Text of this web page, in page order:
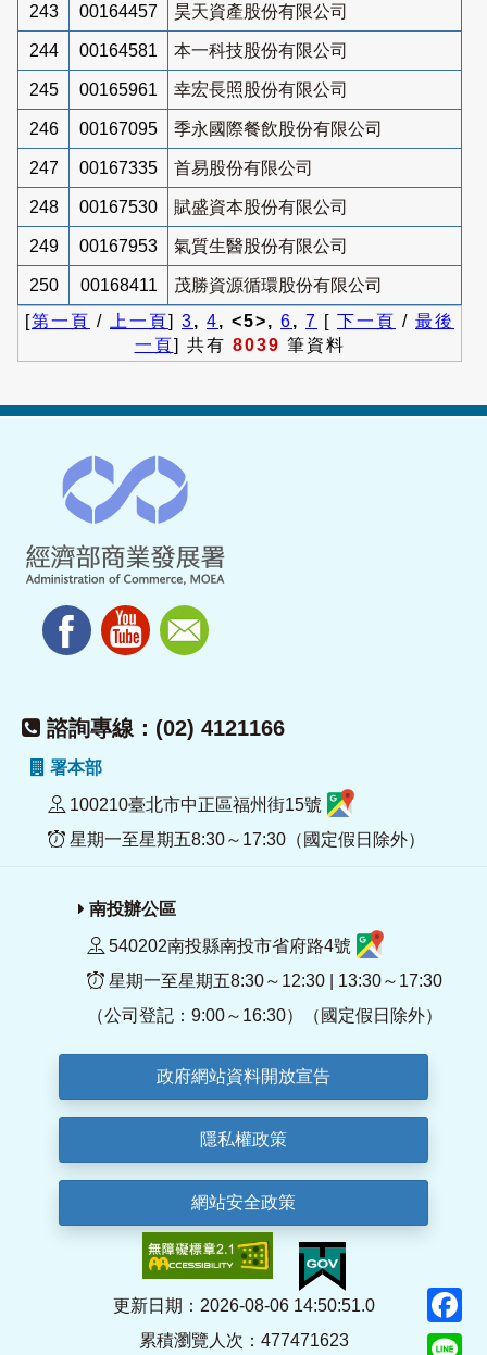
243 00164457 昊天資產股份有限公司
244 00164581 本一科技股份有限公司
245 00165961 幸宏長照股份有限公司
246 00167095 季永國際餐飲股份有限公司
247 00167335 首易股份有限公司
248 00167530 賦盛資本股份有限公司
249 00167953 氣質生醫股份有限公司
250 00168411
茂勝資源循環股份有限公司
[第一頁 / 上一頁] 3, 4, <5>, 6, 7 [ 下一頁 / 最後
一頁] 共有 8039 筆資料
諮詢專線：(02) 4121166
署本部
100210臺北市中正區福州街15號
星期一至星期五8:30～17:30（國定假日除外）
南投辦公區
540202南投縣南投市省府路4號
星期一至星期五8:30～12:30 | 13:30～17:30
（公司登記：9:00～16:30）（國定假日除外）
政府網站資料開放宣告
隱私權政策
網站安全政策
更新日期：2026-08-06 14:50:51.0
累積瀏覽人次：477471623